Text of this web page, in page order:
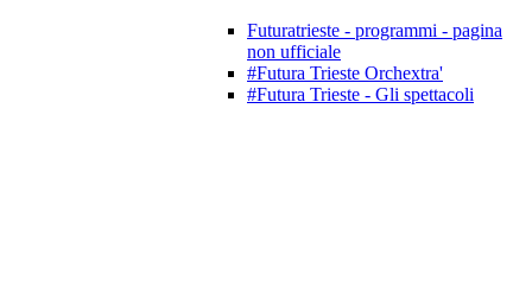
Futuratrieste - programmi - pagina
non ufficiale
#Futura Trieste Orchextra'
#Futura Trieste - Gli spettacoli